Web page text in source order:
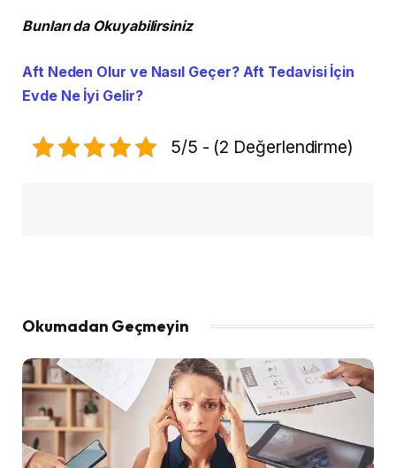
Bunları da Okuyabilirsiniz
Aft Neden Olur ve Nasıl Geçer? Aft Tedavisi İçin
Evde Ne İyi Gelir?
5/5 - (2 Değerlendirme)
Okumadan Geçmeyin